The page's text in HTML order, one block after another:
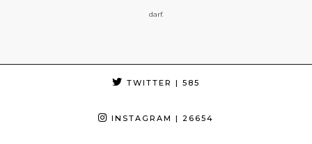
darf.
TWITTER | 585
INSTAGRAM | 26654